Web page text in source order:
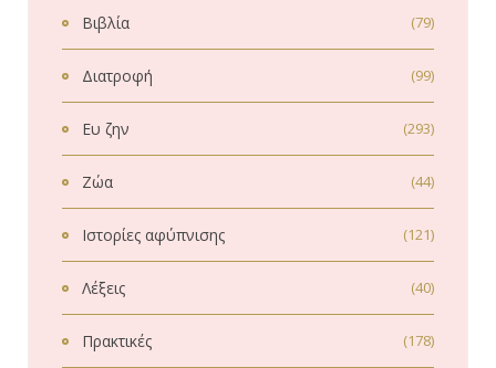
Βιβλία (79)
Διατροφή (99)
Ευ ζην (293)
Ζώα (44)
Ιστορίες αφύπνισης (121)
Λέξεις (40)
Πρακτικές (178)